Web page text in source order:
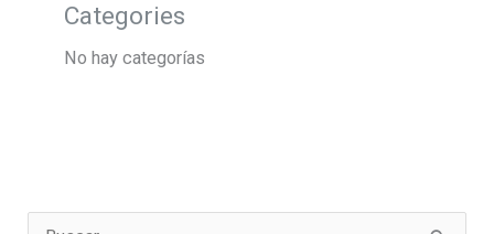
Categories
No hay categorías